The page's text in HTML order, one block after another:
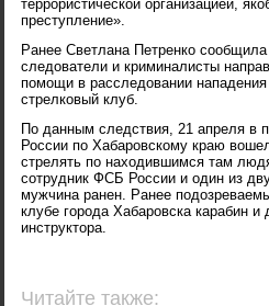
террористической организацией,
преступление».
Ранее Светлана Петренко
следователи и криминалисты
помощи в расследовании
стрелковый клуб.
По данным следствия, 21 апреля в
России по Хабаровскому краю
стрелять по находившимся там
сотрудник ФСБ России и один из
мужчина ранен. Ранее
клубе города Хабаровска карабин и
инструктора.
Читайте также: